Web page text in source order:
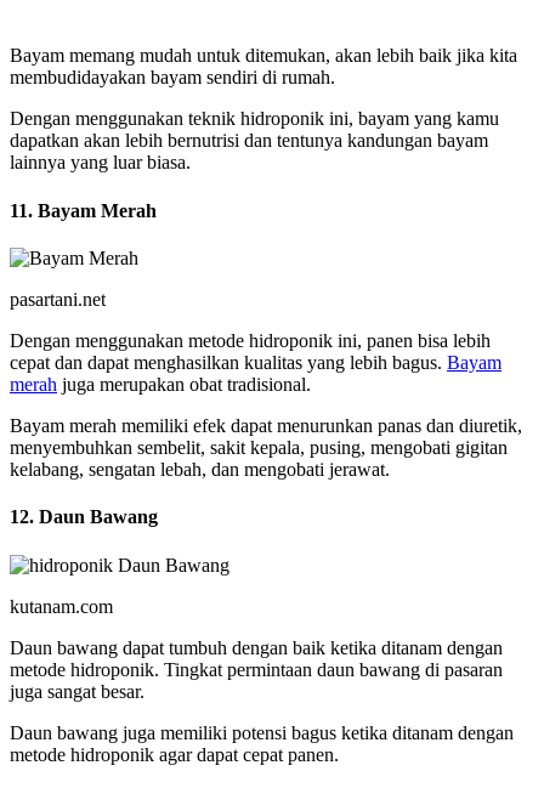
Bayam memang mudah untuk ditemukan, akan lebih baik jika kita
membudidayakan bayam sendiri di rumah.
Dengan menggunakan teknik hidroponik ini, bayam yang kamu
dapatkan akan lebih bernutrisi dan tentunya kandungan bayam
lainnya yang luar biasa.
11. Bayam Merah
pasartani.net
Dengan menggunakan metode hidroponik ini, panen bisa lebih
cepat dan dapat menghasilkan kualitas yang lebih bagus. Bayam
merah juga merupakan obat tradisional.
Bayam merah memiliki efek dapat menurunkan panas dan diuretik,
menyembuhkan sembelit, sakit kepala, pusing, mengobati gigitan
kelabang, sengatan lebah, dan mengobati jerawat.
12. Daun Bawang
kutanam.com
Daun bawang dapat tumbuh dengan baik ketika ditanam dengan
metode hidroponik. Tingkat permintaan daun bawang di pasaran
juga sangat besar.
Daun bawang juga memiliki potensi bagus ketika ditanam dengan
metode hidroponik agar dapat cepat panen.